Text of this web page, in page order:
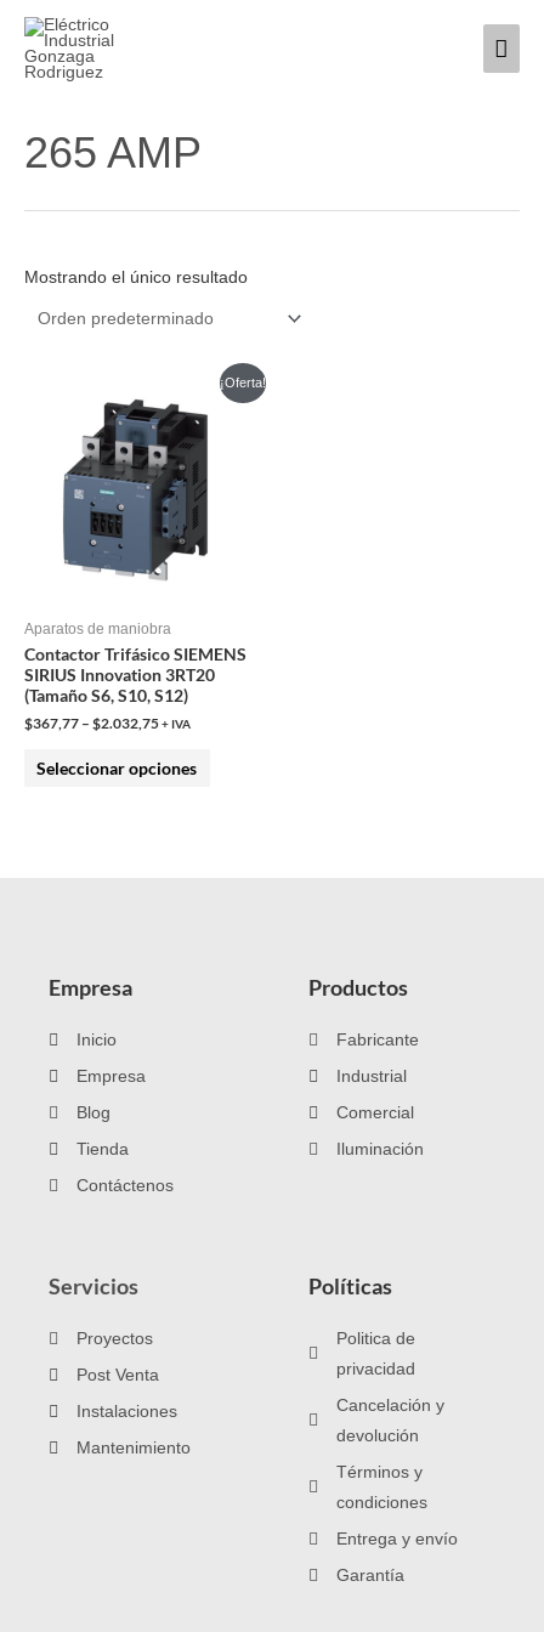
contenido
265 AMP
Mostrando el único resultado
¡Oferta!
Aparatos de maniobra
Contactor Trifásico SIEMENS
SIRIUS Innovation 3RT20
(Tamaño S6, S10, S12)
$367,77 – $2.032,75+ IVA
Seleccionar opciones
Este
elegir
en
Empresa
Inicio
Empresa
Blog
Tienda
Contáctenos
Productos
Fabricante
Industrial
Comercial
Iluminación
Servicios
Proyectos
Post Venta
Instalaciones
Mantenimiento
Políticas
Politica de
privacidad
Cancelación y
devolución
Términos y
condiciones
Entrega y envío
Garantía